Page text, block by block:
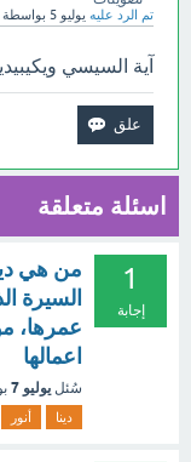
تم الرد عليه يوليو 5 بواسطة
آية السيسي
اسئلة متعلقة
1
إجابة
من هي
السيرة
عمرها،
اعمالها
سُئل يوليو 7
دينا أنور